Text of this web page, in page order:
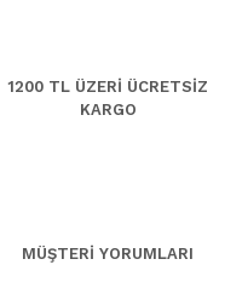
1200 TL ÜZERİ ÜCRETSİZ
KARGO
MÜŞTERİ YORUMLARI